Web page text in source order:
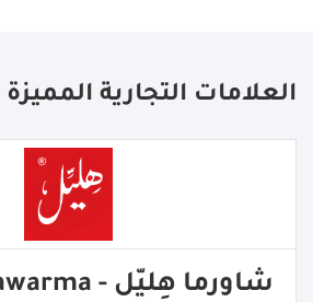
العلامات التجارية المميزة
شاورما هِليّل - Hlayel shawarma